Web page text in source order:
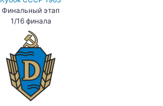
Финальный этап
1/16 финала